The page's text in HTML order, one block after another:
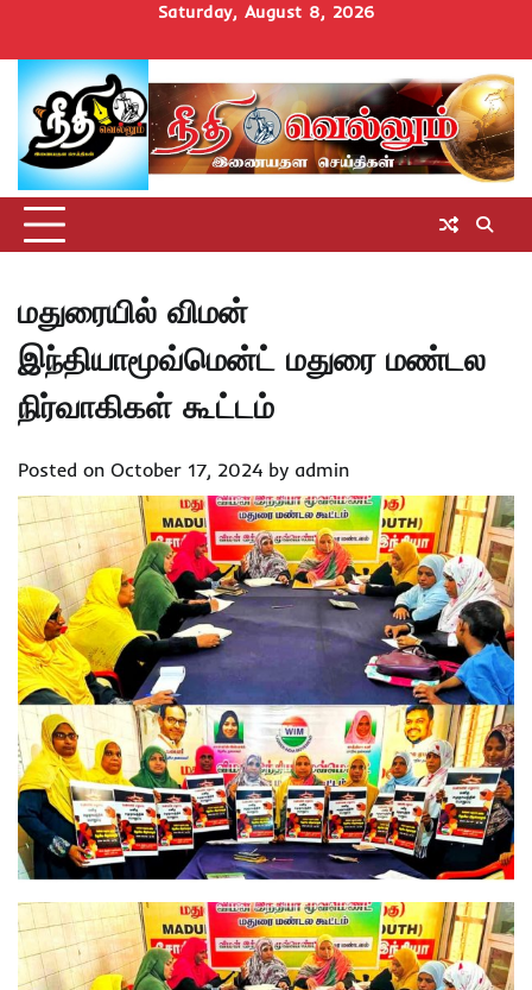
content
Saturday, August 8, 2026
Homeசெய்திகள்
தமிழ்நாடுமாவட்டச்செய்திகள்
அரசியல்ஆன்மிகம்
சட்டம்
அறிவோம்
சினிமாUncategorized
மதுரையில் விமன்
இந்தியாமூவ்மென்ட் மதுரை மண்டல
நிர்வாகிகள் கூட்டம்
Posted on October 17, 2024 by admin